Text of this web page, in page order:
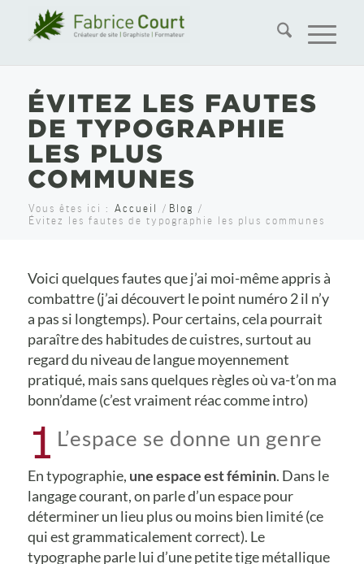
ÉVITEZ LES FAUTES
DE TYPOGRAPHIE
LES PLUS
COMMUNES
Vous êtes ici : Accueil / Blog /
Évitez les fautes de typographie les plus communes
Voici quelques fautes que j’ai moi-même appris à
combattre (j’ai découvert le point numéro 2 il n’y
a pas si longtemps). Pour certains, cela pourrait
paraître des habitudes de cuistres, surtout au
regard du niveau de langue moyennement
pratiqué, mais sans quelques règles où va-t’on ma
bonn’dame (c’est vraiment réac comme intro)
1 L’espace se donne un genre
En typographie, une espace est féminin. Dans le
langage courant, on parle d’un espace pour
déterminer un lieu plus ou moins bien limité (ce
qui est grammaticalement correct). Le
typographe parle lui d’une petite tige métallique